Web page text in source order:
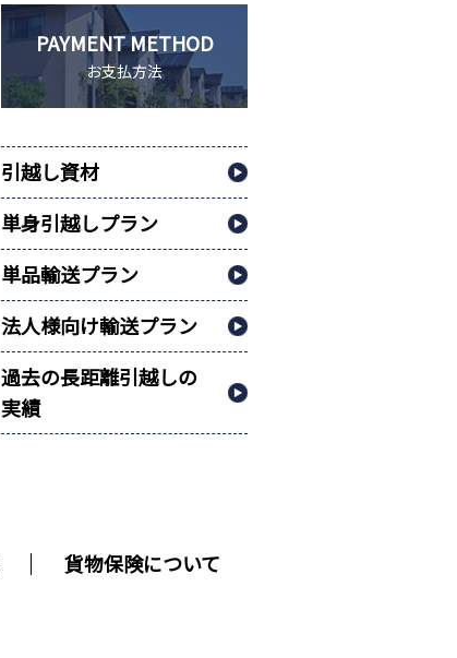
PAYMENT METHOD
お支払方法
引越し資材
単身引越しプラン
単品輸送プラン
法人様向け輸送プラン
過去の長距離引越しの
実績
貨物保険について